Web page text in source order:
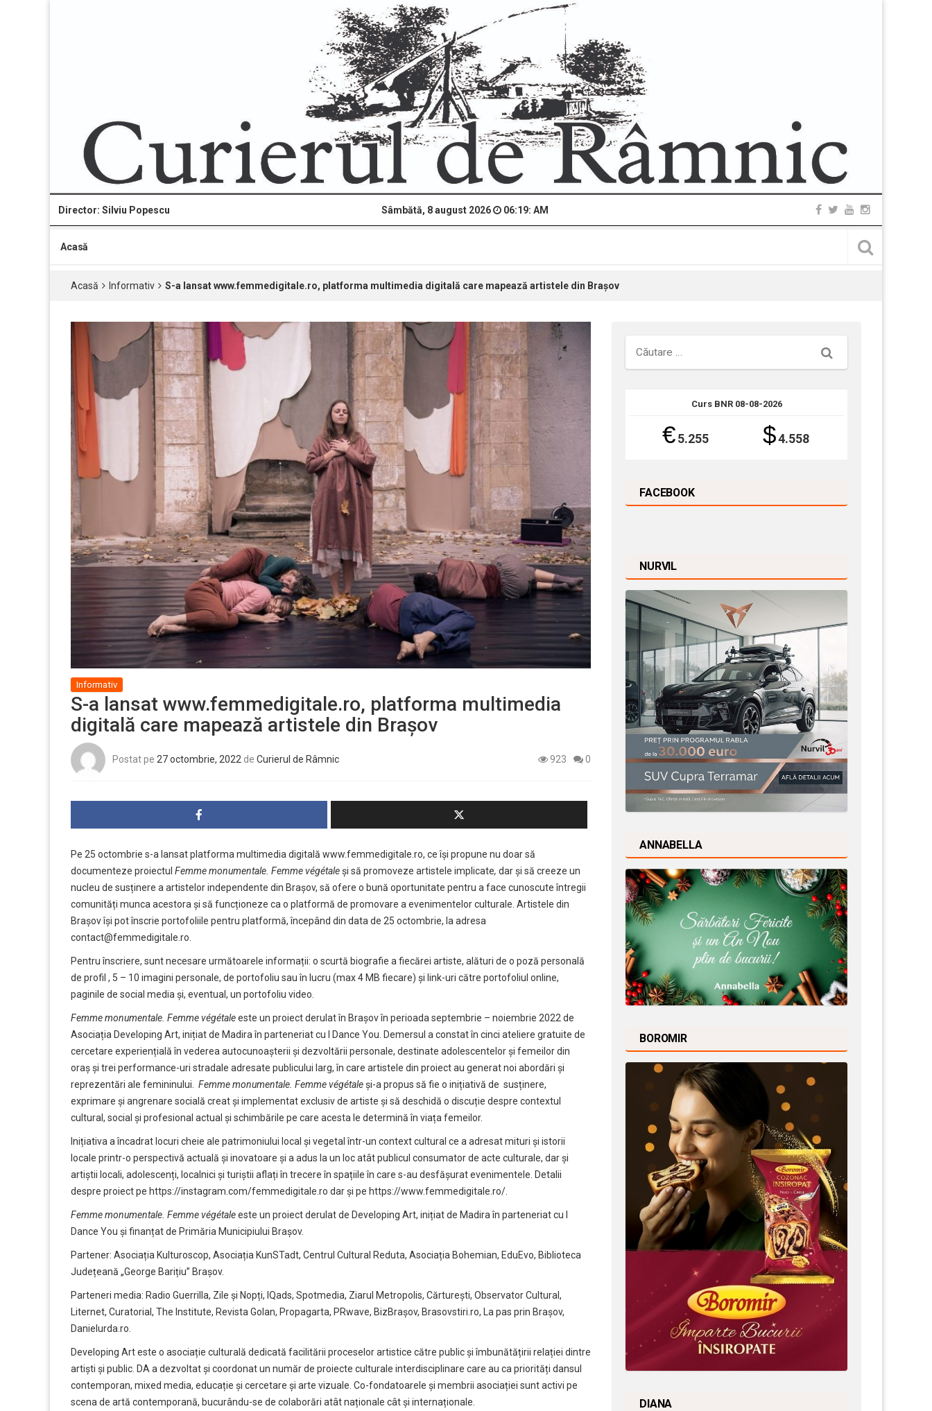
Director: Silviu Popescu Sâmbătă, 8 august 2026 06:19: AM
Acasă
Acasă Informativ S-a lansat www.femmedigitale.ro, platforma multimedia digitală care mapează artistele din Brașov
Informativ
S-a lansat www.femmedigitale.ro, platforma multimedia
digitală care mapează artistele din Brașov
Postat pe 27 octombrie, 2022 de Curierul de Râmnic 923 0
Pe 25 octombrie s-a lansat platforma multimedia digitală www.femmedigitale.ro, ce își propune nu doar să
documenteze proiectul Femme monumentale. Femme végétaleși să promoveze artistele implicate, dar și să creeze un
nucleu de susținere a artistelor independente din Brașov, să ofere o bună oportunitate pentru a face cunoscute întregii
comunități munca acestora și să funcționeze ca o platformă de promovare a evenimentelor culturale. Artistele din
Brașov își pot înscrie portofoliile pentru platformă, începând din data de 25 octombrie, la adresa
contact@femmedigitale.ro
Pentru înscriere, sunt necesare următoarele informații: o scurtă biografie a fiecărei artiste, alături de o poză personală
de profil , 5 – 10 imagini personale, de portofoliu sau în lucru (max 4 MB fiecare) și link-uri către portofoliul online,
paginile de social media și, eventual, un portofoliu video.
Femme monumentale. Femme végétaleeste un proiect derulat în Brașov în perioada septembrie – noiembrie 2022 de
Asociația Developing Art, inițiat de Madira în parteneriat cu I Dance You. Demersul a constat în cinci ateliere gratuite de
cercetare experiențială în vederea autocunoașterii și dezvoltării personale, destinate adolescentelor și femeilor din
oraș și trei performance-uri stradale adresate publicului larg, în care artistele din proiect au generat noi abordări și
reprezentări ale femininului. Femme monumentale. Femme végétaleși-a propus să fie o inițiativă de susținere,
exprimare și angrenare socială creat și implementat exclusiv de artiste și să deschidă o discuție despre contextul
cultural, social și profesional actual și schimbările pe care acesta le determină în viața femeilor.
Inițiativa a încadrat locuri cheie ale patrimoniului local și vegetal într-un context cultural ce a adresat mituri și istorii
locale printr-o perspectivă actuală și inovatoare și a adus la un loc atât publicul consumator de acte culturale, dar și
artiștii locali, adolescenți, localnici și turiștii aflați în trecere în spațiile în care s-au desfășurat evenimentele. Detalii
despre proiect pe https://instagram.com/femmedigitale.ro dar și pe https://www.femmedigitale.ro/
Femme monumentale. Femme végétaleeste un proiect derulat de Developing Art, inițiat de Madira în parteneriat cu I
Dance You și finanțat de Primăria Municipiului Brașov.
Partener: Asociația Kulturoscop, Asociația KunSTadt, Centrul Cultural Reduta, Asociația Bohemian, EduEvo, Biblioteca
Județeană „George Barițiu” Brașov.
Parteneri media: Radio Guerrilla, Zile și Nopți, IQads, Spotmedia, Ziarul Metropolis, Cărturești, Observator Cultural,
Liternet, Curatorial, The Institute, Revista Golan, Propagarta, PRwave, BizBrașov, Brasovstiri.ro, La pas prin Brașov,
Danielurda.ro.
Developing Arteste o asociație culturală dedicată facilitării proceselor artistice către public și îmbunătățirii relației dintre
artiști și public. DA a dezvoltat și coordonat un număr de proiecte culturale interdisciplinare care au ca priorități dansul
contemporan, mixed media, educație și cercetare și arte vizuale. Co-fondatoarele și membrii asociației sunt activi pe
scena de artă contemporană, bucurându-se de colaborări atât naționale cât și internaționale.
Căutare
Curs BNR 08-08-2026
€ 5.255 $4.558
FACEBOOK
NURVIL
ANNABELLA
BOROMIR
DIANA